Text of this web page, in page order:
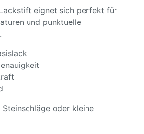
eignet sich perfekt für
und punktuelle
Steinschläge oder kleine